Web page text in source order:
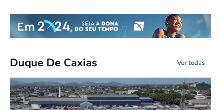
Duque De Caxias Ver todas